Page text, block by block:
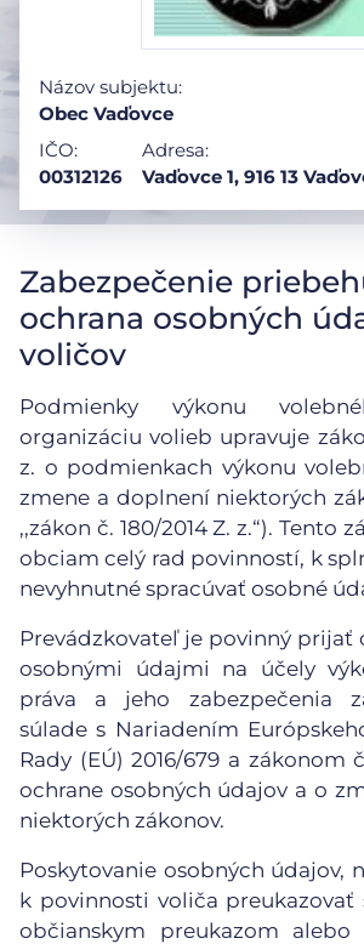
Názov subjektu:
Obec Vaďovce
IČO:
00312126
Adresa:
Vaďovce 1, 916 13
Zabezpečenie
ochrana osobných
voličov
Podmienky výkonu
organizáciu volieb upravuje
z. o podmienkach výkonu
zmene a doplnení niektorých
,,zákon č. 180/2014 Z. z.“). Tento
obciam celý rad povinností, k
nevyhnutné spracúvať osobné
Prevádzkovateľ je povinný prijať
osobnými údajmi na účely
práva a jeho zabezpečenia
súlade s Nariadením
Rady (EÚ) 2016/679 a zákonom
ochrane osobných údajov a o
niektorých zákonov.
Poskytovanie osobných údajov,
k povinnosti voliča preukazovať
občianskym preukazom alebo